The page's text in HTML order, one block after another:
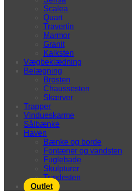
Scalea
Quart
Travertin
Marmor
Granit
Kalksten
Vægbeklædning
Belægning
Brosten
Chaussesten
Skærver
Trapper
Vindueskarme
Sålbænke
Haven
Bænke og borde
Fontæner og vandsten
Fuglebade
Skulpturer
Trædesten
Outlet